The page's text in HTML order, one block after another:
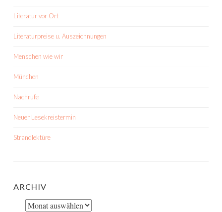
Literatur vor Ort
Literaturpreise u. Auszeichnungen
Menschen wie wir
München
Nachrufe
Neuer Lesekreistermin
Strandlektüre
ARCHIV
Archiv